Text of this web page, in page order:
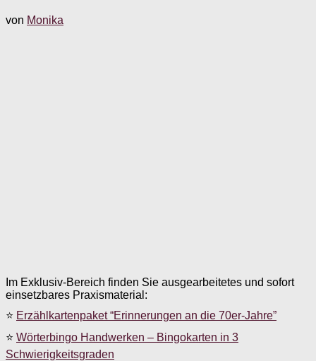
von Monika
Im Exklusiv-Bereich finden Sie ausgearbeitetes und sofort
einsetzbares Praxismaterial:
⭐ Erzählkartenpaket “Erinnerungen an die 70er-Jahre”
⭐ Wörterbingo Handwerken – Bingokarten in 3
Schwierigkeitsgraden